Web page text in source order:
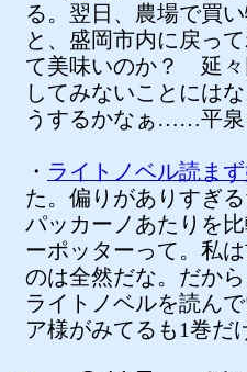
る。翌日、農場で買
と、盛岡市内に戻っ
て美味いのか？ 延々
してみないことには
うするかなぁ……平泉
・ ライトノベル読ま
た。偏りがありすぎ
パッカーノあたりを
ーポッターって。私
のは全然だな。だか
ライトノベルを読ん
ア様がみてるも1巻だ